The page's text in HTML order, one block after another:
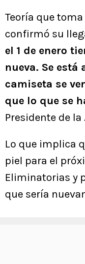
Teoría que
confirmó su
el 1 de enero
nueva. Se está
camiseta se
que lo que se
Presidente de la
Lo que implica
piel para el
Eliminatorias y
que sería